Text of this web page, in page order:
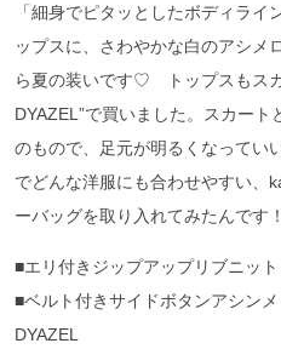
「細身でピタッとしたボディライ
ップスに、さわやかな白のアシメ
ら夏の装いです♡ トップスもス
DYAZEL”で買いました。スカー
のもので、足元が明るくなってい
でどんな洋服にも合わせやすい、
ーバッグを取り入れてみたんです！
■エリ付きジップアップリブニッ
■ベルト付きサイドボタンアシン
DYAZEL